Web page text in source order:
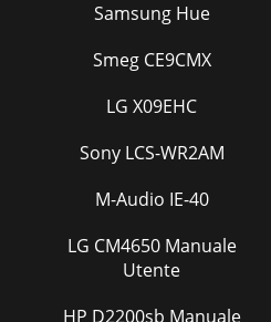
Samsung Hue
Smeg CE9CMX
LG X09EHC
Sony LCS-WR2AM
M-Audio IE-40
LG CM4650 Manuale
Utente
HP D2200sb Manuale